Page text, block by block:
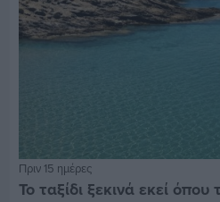
Πριν 15 ημέρες
Το ταξίδι ξεκινά εκεί